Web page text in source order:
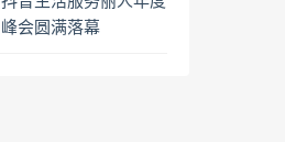
峰会圆满落幕